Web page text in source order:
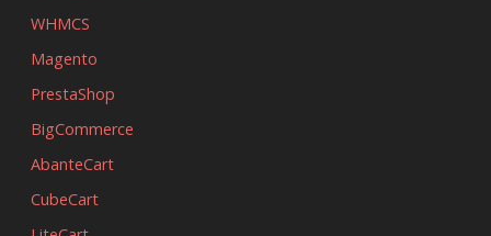
WHMCS
Magento
PrestaShop
BigCommerce
AbanteCart
CubeCart